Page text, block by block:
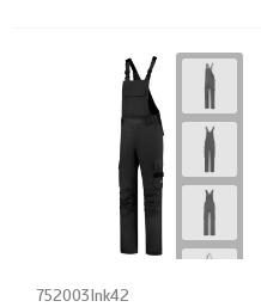
752003Ink42